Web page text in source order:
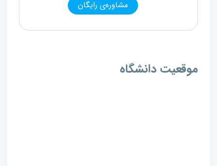
مشاوره‌ی رایگان
موقعیت دانشگاه